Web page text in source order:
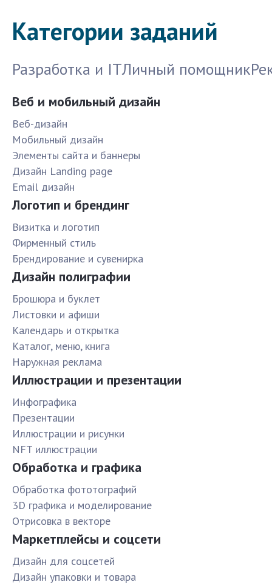
Категории заданий
Разработка и ITЛичный помощник
Веб и мобильный дизайн
Веб-дизайн
Мобильный дизайн
Элементы сайта и баннеры
Дизайн Landing page
Email дизайн
Логотип и брендинг
Визитка и логотип
Фирменный стиль
Брендирование и сувенирка
Дизайн полиграфии
Брошюра и буклет
Листовки и афиши
Календарь и открытка
Каталог, меню, книга
Наружная реклама
Иллюстрации и презентации
Инфографика
Презентации
Иллюстрации и рисунки
NFT иллюстрации
Обработка и графика
Обработка фототографий
3D графика и моделирование
Отрисовка в векторе
Маркетплейсы и соцсети
Дизайн для соцсетей
Дизайн упаковки и товара